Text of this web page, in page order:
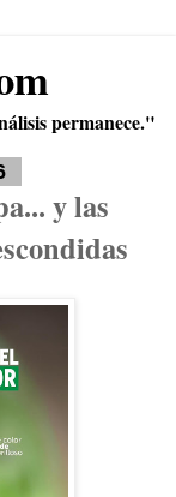
permanece."
y las